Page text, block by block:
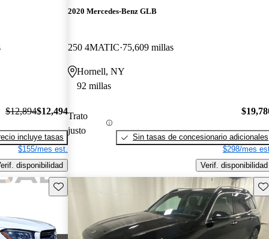
$12,894$12,494
incluye tasas
$155/mes est.
disponibilidad
2020 Mercedes-Benz GLB
250 4MATIC 75,609 millas
Hornell, NY
92 millas
Trato
justo
Sin tasas de concesionario adicionales
$298/mes
Verif. disponibilidad
Guarda este Aviso